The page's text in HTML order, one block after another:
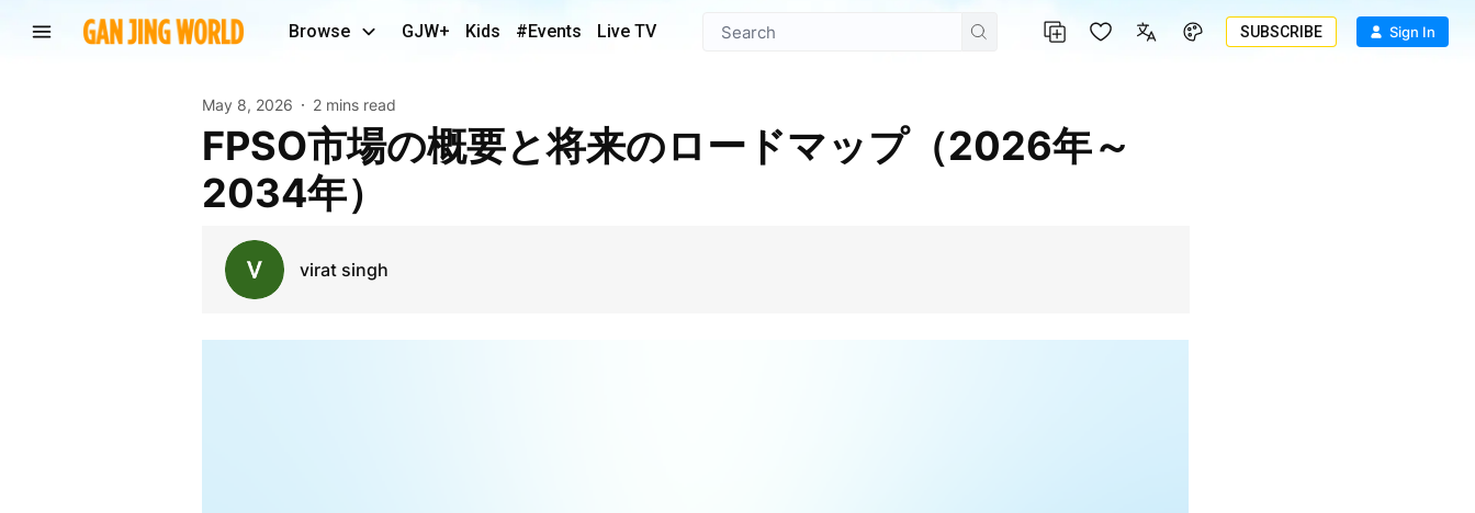
Browse GJW+ Kids #Events Live TV SUBSCRIBE Sign In
May 8, 2026 2 mins read
FPSO市場の概要と将来のロードマップ（2026年～
2034年）
virat singh